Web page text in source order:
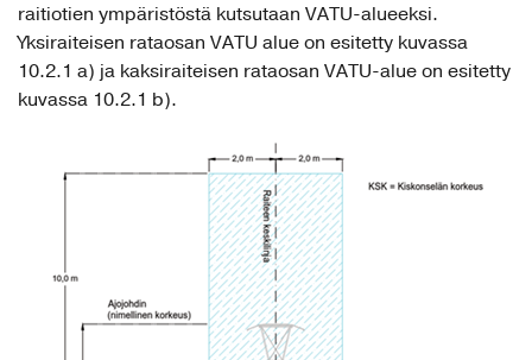
raitiotien ympäristöstä kutsutaan VATU-alueeksi.
Yksiraiteisen rataosan VATU alue on esitetty kuvassa
10.2.1 a) ja kaksiraiteisen rataosan VATU-alue on esitetty
kuvassa 10.2.1 b).